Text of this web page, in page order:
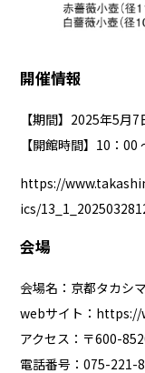
開催情報
【期間】2025年5月
【開館時間】10：
https://
ics/
会場
会場名：京都タカシ
webサイト： https://
アクセス：〒600-
電話番号：075-221-